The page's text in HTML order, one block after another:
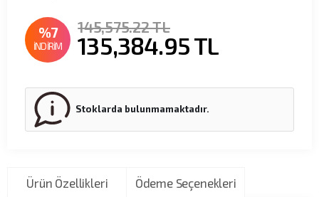
%7
İNDİRİM
145,575.22 TL
135,384.95TL
Stoklarda bulunmamaktadır.
Ürün Özellikleri Ödeme Seçenekleri